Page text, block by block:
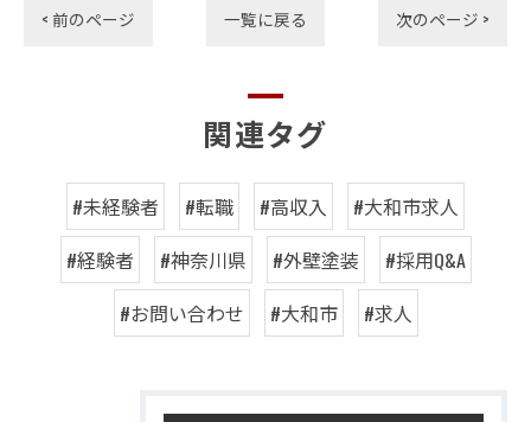
< 前のページ 一覧に戻る 次のページ >
関連タグ
#未経験者 #転職 #高収入
#大和市求人
#経験者
#神奈川県 #外壁塗装
#採用Q&A
#お問い合わせ
#大和市 #求人